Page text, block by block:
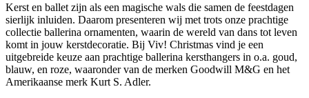
Kerst en ballet zijn als een magische wals die samen de feestdagen
sierlijk inluiden. Daarom presenteren wij met trots onze prachtige
collectie ballerina ornamenten, waarin de wereld van dans tot leven
komt in jouw kerstdecoratie. Bij Viv! Christmas vind je een
uitgebreide keuze aan prachtige ballerina kersthangers in o.a. goud,
blauw, en roze, waaronder van de merken Goodwill M&G en het
Amerikaanse merk Kurt S. Adler.